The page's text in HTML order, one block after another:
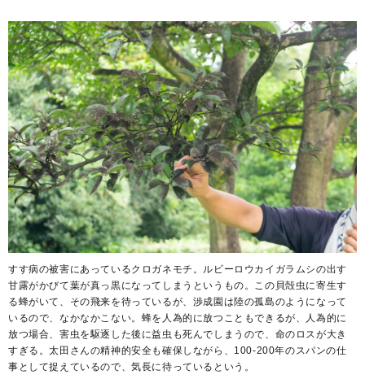
すす病の被害にあっているクロガネモチ。ルビーロウカイガラムシの出す
甘露がかびて葉が真っ黒になってしまうというもの。この貝殻虫に寄生す
る蜂がいて、その飛来を待っているが、渉成園は陸の孤島のようになって
いるので、なかなかこない。蜂を人為的に放つこともできるが、人為的に
放つ場合、害虫を駆逐した後に益虫も死んでしまうので、命のロスが大き
すぎる。太田さんの精神的安全も確保しながら、100-200年のスパンの仕
事として捉えているので、気長に待っているという。